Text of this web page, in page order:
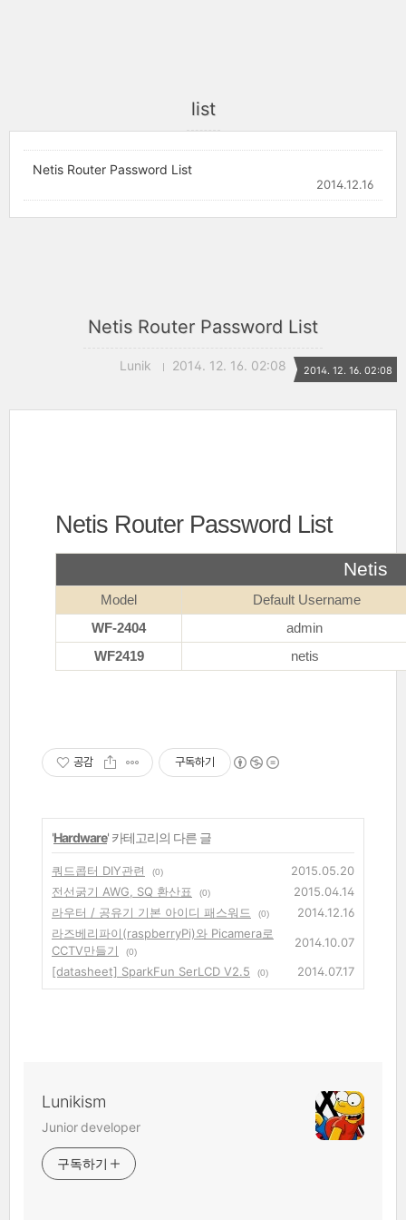
list
Netis Router Password List
2014.12.16
Netis Router Password List
Lunik 2014. 12. 16. 02:08 2014. 12. 16. 02:08
Netis Router Password List
Netis
Model
Default Username
WF-2404
admin
WF2419
netis
공감 구독하기
'Hardware' 카테고리의 다른 글
쿼드콥터 DIY관련 (0)
2015.05.20
전선굵기 AWG, SQ 환산표
(0)
2015.04.14
라우터 / 공유기 기본 아이디 패스워드
(0)
2014.12.16
라즈베리파이(raspberryPi)와 Picamera로
CCTV만들기
(0)
2014.10.07
[datasheet] SparkFun SerLCD V2.5
(0) 2014.07.17
Lunikism
Junior developer
구독하기